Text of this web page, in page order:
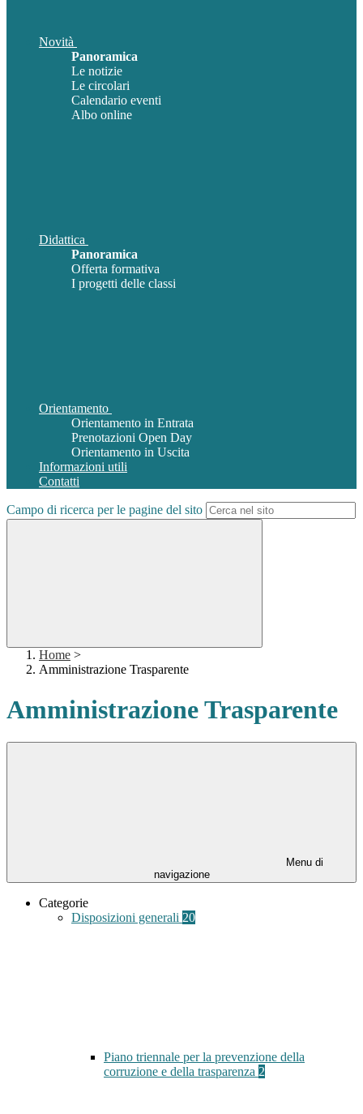
Novità
Panoramica
Le notizie
Le circolari
Calendario eventi
Albo online
Didattica
Panoramica
Offerta formativa
I progetti delle classi
Orientamento
Orientamento in Entrata
Prenotazioni Open Day
Orientamento in Uscita
Informazioni utili
Contatti
Campo di ricerca per le pagine del sito
Home >
Amministrazione Trasparente
Amministrazione Trasparente
Menu di
navigazione
Categorie
Disposizioni generali 20
Piano triennale per la prevenzione della
corruzione e della trasparenza 2